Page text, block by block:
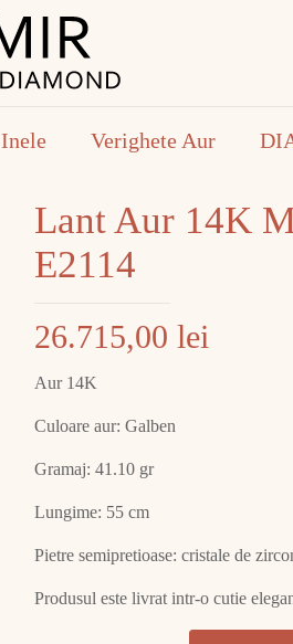
Inele Verighete Aur
Lant Aur 14K
E2114
26.715,00 lei
Aur 14K
Culoare aur: Galben
Gramaj: 41.10 gr
Lungime: 55 cm
Pietre semipretioase: cristale de
Produsul este livrat intr-o cutie